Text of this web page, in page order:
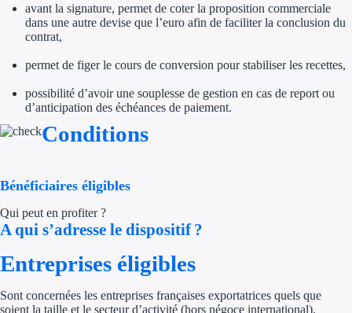
Prêt
Avance
avant la signature, permet de coter la proposition commerciale
dans une autre devise que l’euro afin de faciliter la conclusion du
contrat,
permet de figer le cours de conversion pour stabiliser les recettes,
possibilité d’avoir une souplesse de gestion en cas de report ou
d’anticipation des échéances de paiement.
Conditions
Bénéficiaires éligibles
Qui peut en profiter ?
A qui s’adresse le dispositif ?
Entreprises éligibles
Sont concernées les entreprises françaises exportatrices quels que
soient la taille et le secteur d’activité (hors négoce international).